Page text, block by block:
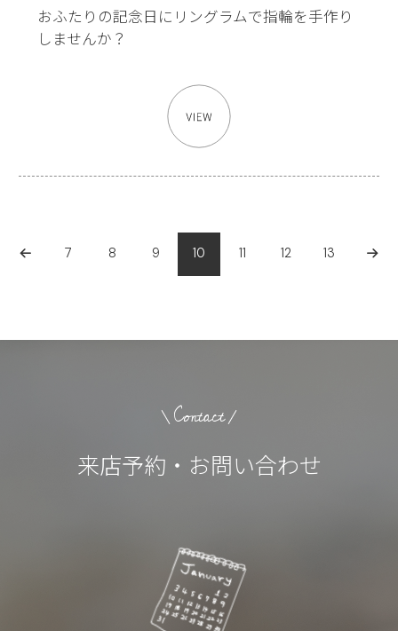
おふたりの記念日にリングラムで指輪を手作り
しませんか？
7 8 9 10 11 12 13
Contact
来店予約・お問い合わせ